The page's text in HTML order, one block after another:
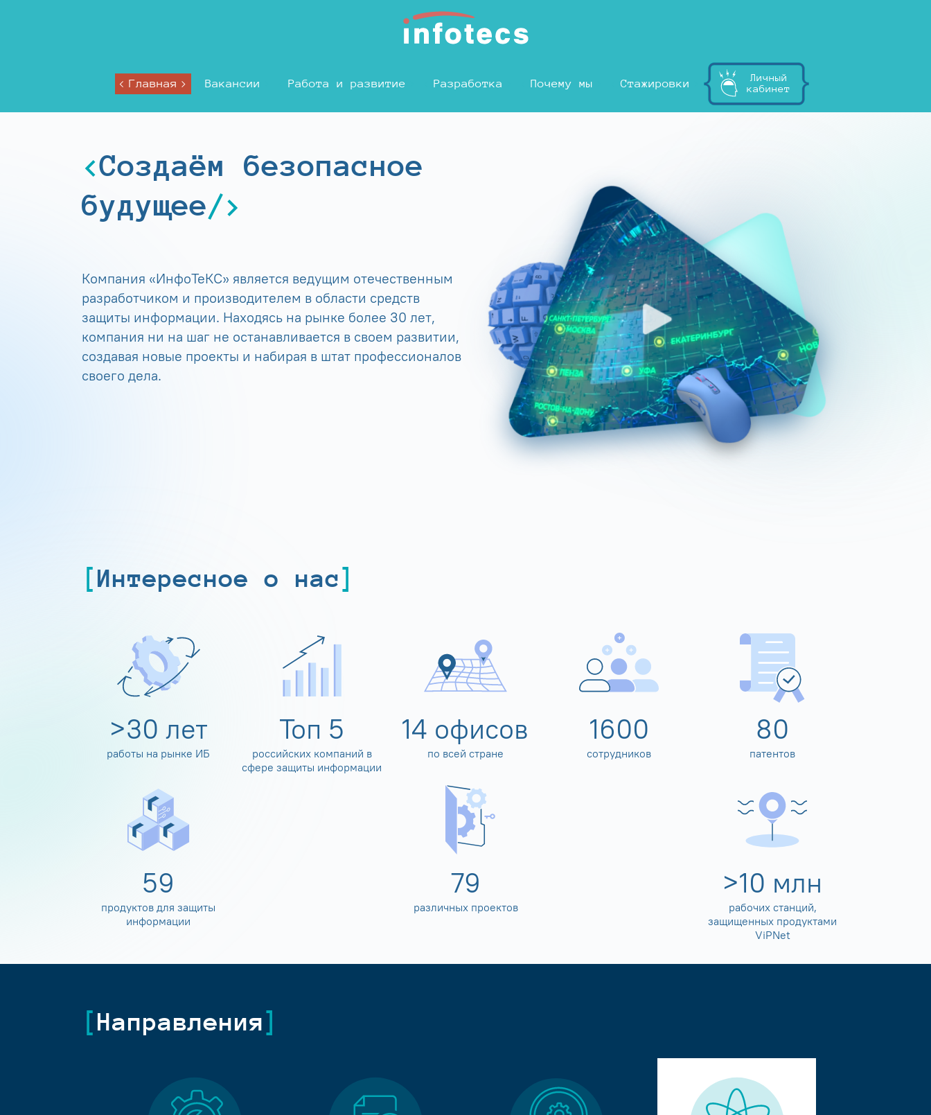
Главная Вакансии Работа и развитие Разработка Почему мы Стажировки
Личный
кабинет
Создаём безопасное
будущее
Компания «ИнфоТеКС» является ведущим отечественным
разработчиком и производителем в области средств
защиты информации. Находясь на рынке более 30 лет,
компания ни на шаг не останавливается в своем развитии,
создавая новые проекты и набирая в штат профессионалов
своего дела.
Интересное о нас
>30 лет
работы на рынке ИБ
Топ 5
российских компаний в
сфере защиты информации
14 офисов
по всей стране
1600
сотрудников
80
патентов
60
продуктов для защиты
информации
80
различных проектов
>10 млн
рабочих станций,
защищенных продуктами
ViPNet
Направления